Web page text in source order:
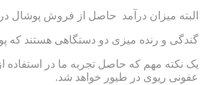
البته میزان درآمد حاصل از فروش پوشال
گندگی و رنده میزی دو دستگاهی هستند که
یک نکته مهم که حاصل تجربه ما در استفاده
عفونی ریوی در طیور خواهد شد.